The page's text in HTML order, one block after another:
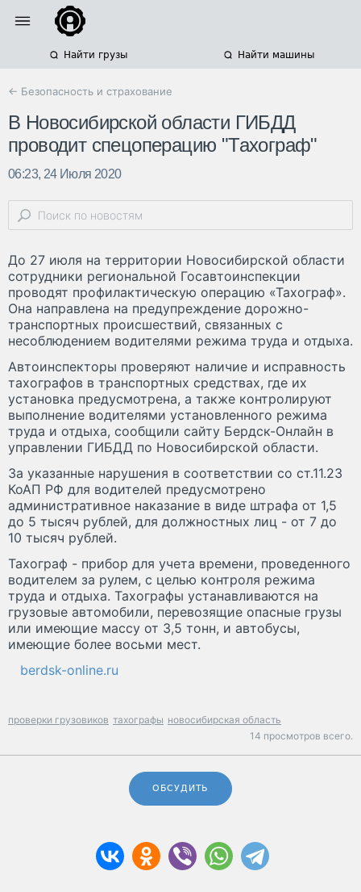
Найти грузы Найти машины
← Безопасность и страхование
В Новосибирской области ГИБДД
проводит спецоперацию "Тахограф"
06:23, 24 Июля 2020
До 27 июля на территории Новосибирской области
сотрудники региональной Госавтоинспекции
проводят профилактическую операцию «Тахограф».
Она направлена на предупреждение дорожно-
транспортных происшествий, связанных с
несоблюдением водителями режима труда и отдыха.
Автоинспекторы проверяют наличие и исправность
тахографов в транспортных средствах, где их
установка предусмотрена, а также контролируют
выполнение водителями установленного режима
труда и отдыха, сообщили сайту Бердск-Онлайн в
управлении ГИБДД по Новосибирской области.
За указанные нарушения в соответствии со ст.11.23
КоАП РФ для водителей предусмотрено
административное наказание в виде штрафа от 1,5
до 5 тысяч рублей, для должностных лиц - от 7 до
10 тысяч рублей.
Тахограф - прибор для учета времени, проведенного
водителем за рулем, с целью контроля режима
труда и отдыха. Тахографы устанавливаются на
грузовые автомобили, перевозящие опасные грузы
или имеющие массу от 3,5 тонн, и автобусы,
имеющие более восьми мест.
berdsk-online.ru
проверки грузовиков тахографы новосибирская область
14 просмотров всего.
ОБСУДИТЬ